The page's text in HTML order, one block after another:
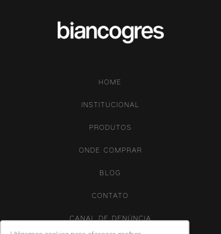
HOME
INSTITUCIONAL
PRODUTOS
ONDE COMPRAR
BLOG
CONTATO
CANAL DE DENÚNCIA